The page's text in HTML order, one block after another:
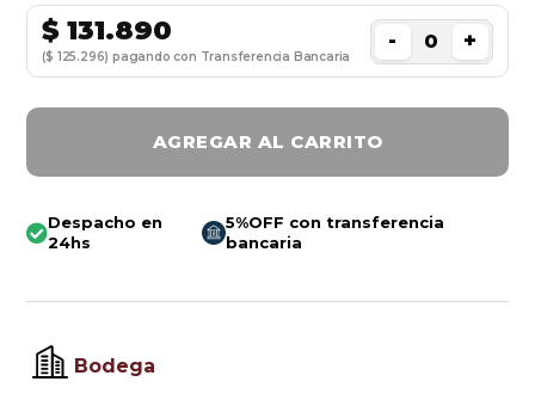
$131.890
($ 125.296) pagando con Transferencia Bancaria
- +
AGREGAR AL CARRITO
Despacho en
24hs
5%OFF con transferencia
bancaria
Bodega